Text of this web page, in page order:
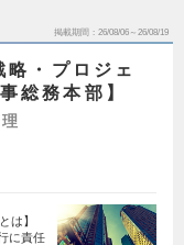
掲載期間 26/08/06～26/08/19
略・プロジェ
総務本部】
は】
に責任